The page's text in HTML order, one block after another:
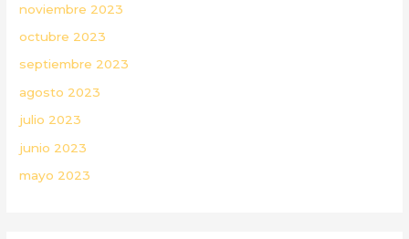
noviembre 2023
octubre 2023
septiembre 2023
agosto 2023
julio 2023
junio 2023
mayo 2023